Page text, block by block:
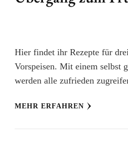
Hier findet ihr Rezepte für
Vorspeisen. Mit einem selbst
werden alle zufrieden
MEHR ERFAHREN